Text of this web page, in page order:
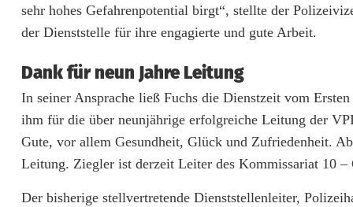
o
l
i
z
e
i
i
sehr hohes Gefahrenpotential birgt“, stellte der
der Dienststelle für ihre engagierte und gute Arbeit.
Dank für neun Jahre Leitung
In seiner Ansprache ließ Fuchs die Dienstzeit vom
ihm für die über neunjährige erfolgreiche Leitung der
Gute, vor allem Gesundheit, Glück und Zufriedenheit.
Leitung. Ziegler ist derzeit Leiter des Kommissariat 10
Der bisherige stellvertretende Dienststellenleiter,